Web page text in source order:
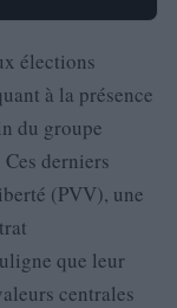
élections
à la présence
du groupe
derniers
(PVV), une
que leur
centrales